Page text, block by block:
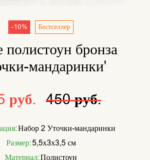
-10% Бестселлер
полистоун бронза
мандаринки'
руб.
450 руб.
Набор 2 Уточки-мандаринки
Размер:5,5х3х3,5 см
Материал:Полистоун